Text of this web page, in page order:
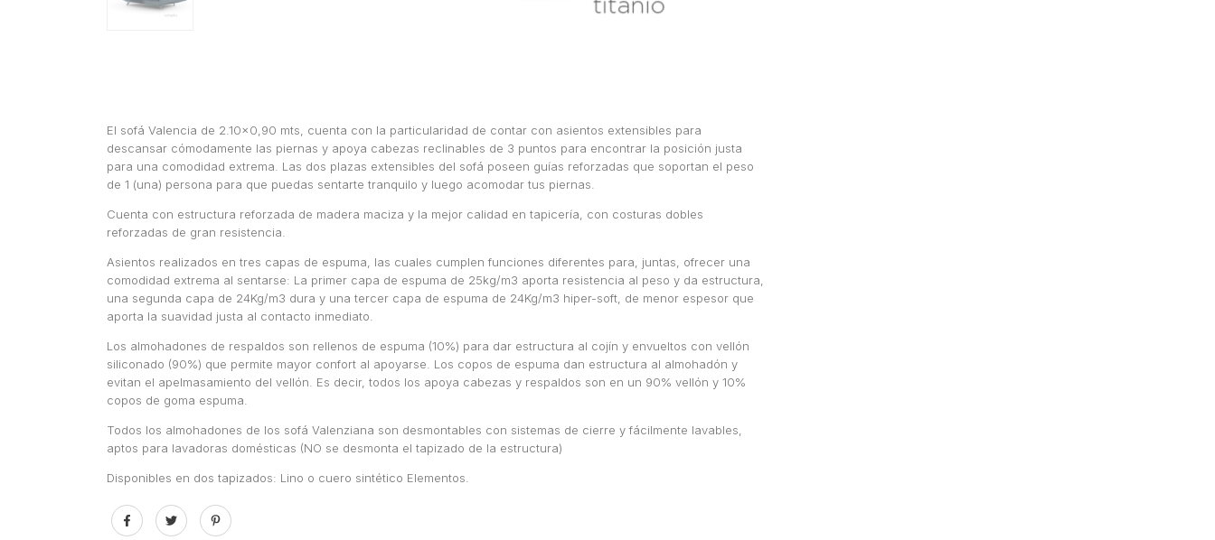
El sofá Valencia de 2.10x0,90 mts, cuenta con la particularidad de contar con asientos extensibles para
descansar cómodamente las piernas y apoya cabezas reclinables de 3 puntos para encontrar la posición justa
para una comodidad extrema. Las dos plazas extensibles del sofá poseen guías reforzadas que soportan el peso
de 1 (una) persona para que puedas sentarte tranquilo y luego acomodar tus piernas.
Cuenta con estructura reforzada de madera maciza y la mejor calidad en tapicería, con costuras dobles
reforzadas de gran resistencia.
Asientos realizados en tres capas de espuma, las cuales cumplen funciones diferentes para, juntas, ofrecer una
comodidad extrema al sentarse: La primer capa de espuma de 25kg/m3 aporta resistencia al peso y da estructura,
una segunda capa de 24Kg/m3 dura y una tercer capa de espuma de 24Kg/m3 hiper-soft, de menor espesor que
aporta la suavidad justa al contacto inmediato.
Los almohadones de respaldos son rellenos de espuma (10%) para dar estructura al cojín y envueltos con vellón
siliconado (90%) que permite mayor confort al apoyarse. Los copos de espuma dan estructura al almohadón y
evitan el apelmasamiento del vellón. Es decir, todos los apoya cabezas y respaldos son en un 90% vellón y 10%
copos de goma espuma.
Todos los almohadones de los sofá Valenziana son desmontables con sistemas de cierre y fácilmente lavables,
aptos para lavadoras domésticas (NO se desmonta el tapizado de la estructura)
Disponibles en dos tapizados: Lino o cuero sintético Elementos.